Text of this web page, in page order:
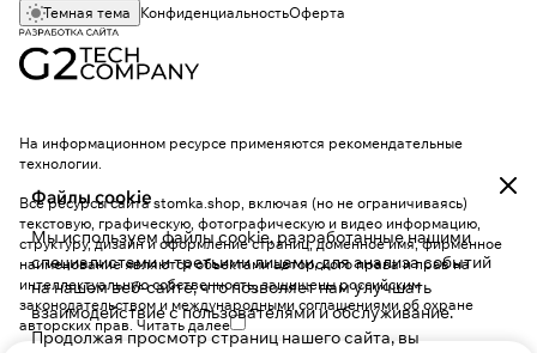
Файлы cookie
Мы используем файлы cookie, разработанные нашими
специалистами и третьими лицами, для анализа событий
на нашем веб-сайте, что позволяет нам улучшать
взаимодействие с пользователями и обслуживание.
Продолжая просмотр страниц нашего сайта, вы
Темная тема КонфиденциальностьОферта
На информационном ресурсе применяются рекомендательные
технологии.
Все ресурсы сайта stomka.shop, включая (но не ограничиваясь)
текстовую, графическую, фотографическую и видео информацию,
структуру, дизайн и оформление страниц, доменное имя, фирменное
наименование являются объектами авторского права и прав на
интеллектуальную собственность, защищены российским
законодательством и международными соглашениями об охране
авторских прав. Читать далее